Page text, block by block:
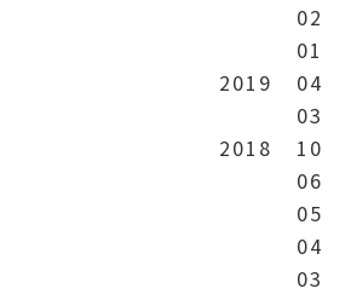
02
01
2019
04
03
2018
10
06
05
04
03